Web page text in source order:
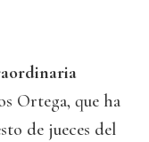
Ortega, que ha
de jueces del